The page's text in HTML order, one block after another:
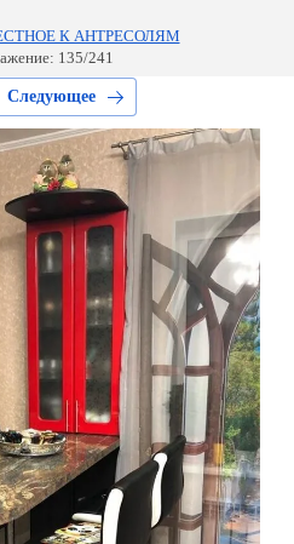
К АНТРЕСОЛЯМ
135/241
Следующее